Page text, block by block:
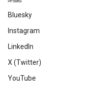
Bluesky
Instagram
LinkedIn
X (Twitter)
YouTube